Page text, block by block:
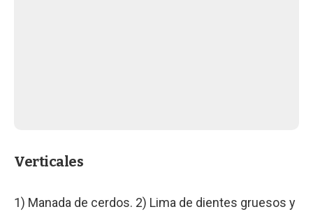
Verticales
1) Manada de cerdos. 2) Lima de dientes gruesos y